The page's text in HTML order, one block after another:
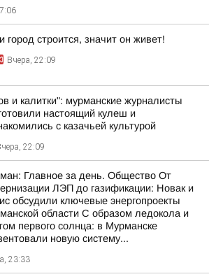
город строится, значит он живет!
Вчера, 22:09
и калитки": мурманские журналисты
настоящий кулеш и
с казачьей культурой
22:09
Главное за день. Общество От
ЛЭП до газификации: Новак и
обсудили ключевые энергопроекты
области С образом ледокола и
первого солнца: в Мурманске
новую систему...
23:33